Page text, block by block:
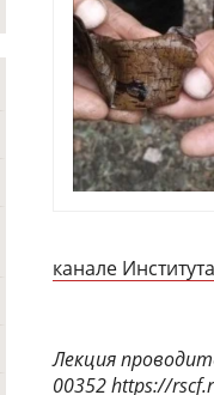
канале
Лекция
00352https://